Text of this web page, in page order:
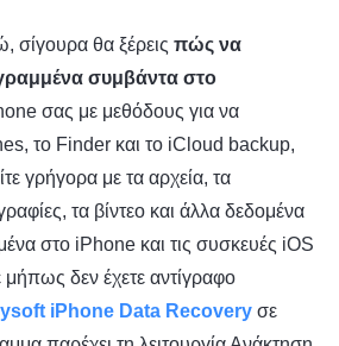
σίγουρα θα ξέρεις πώς να
συμβάντα στο
σας με μεθόδους για να
το Finder και το iCloud backup,
γρήγορα με τα αρχεία, τα
τα βίντεο και άλλα δεδομένα
στο iPhone και τις συσκευές iOS
δεν έχετε αντίγραφο
iPhone Data Recovery σε